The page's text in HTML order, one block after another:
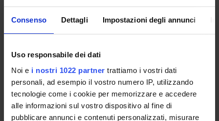
Consenso Dettagli Impostazioni degli annunci
Uso responsabile dei dati
Noi e i nostri 1022 partner trattiamo i vostri dati
personali, ad esempio il vostro numero IP, utilizzando
tecnologie come i cookie per memorizzare e accedere
alle informazioni sul vostro dispositivo al fine di
pubblicare annunci e contenuti personalizzati, misurare
VERONA
Main Department
Foreign Languages and Literatures
Humanities
Foreign Languages and Literatures